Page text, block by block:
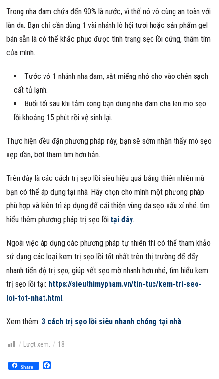
Trong nha đam chứa đến 90% là nước, vì thế nó vô cùng an toàn với
làn da. Bạn chỉ cần dùng 1 vài nhánh lô hội tươi hoặc sản phẩm gel
bán sẵn là có thể khắc phục được tình trạng sẹo lồi cứng, thâm tím
của mình.
Tước vỏ 1 nhánh nha đam, xắt miếng nhỏ cho vào chén sạch
cất tủ lạnh.
Buổi tối sau khi tắm xong bạn dùng nha đam chà lên mô sẹo
lồi khoảng 15 phút rồi vệ sinh lại.
Thực hiện đều đặn phương pháp này, bạn sẽ sớm nhận thấy mô sẹo
xẹp dần, bớt thâm tím hơn hẳn.
Trên đây là các cách trị sẹo lồi siêu hiệu quả bằng thiên nhiên mà
bạn có thể áp dụng tại nhà. Hãy chọn cho mình một phương pháp
phù hợp và kiên trì áp dụng để cải thiện vùng da sẹo xấu xí nhé, tìm
hiểu thêm phương pháp trị sẹo lồi tại đây.
Ngoài việc áp dụng các phương pháp tự nhiên thì có thể tham khảo
sử dụng các loại kem trị sẹo lồi tốt nhất trên thị trường để đẩy
nhanh tiến độ trị sẹo, giúp vết sẹo mờ nhanh hơn nhé, tìm hiểu kem
trị sẹo lồi tại: https://sieuthimypham.vn/tin-tuc/kem-tri-seo-
loi-tot-nhat.html.
Xem thêm:3 cách trị sẹo lồi siêu nhanh chóng tại nhà
Lượt xem: 18
Share